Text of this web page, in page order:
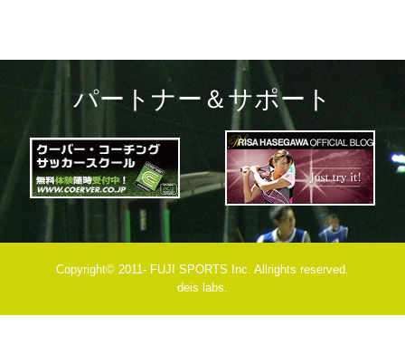
パートナー＆サポート
Copyright© 2011- FUJI SPORTS Inc. Allrights reserved.
deis labs.